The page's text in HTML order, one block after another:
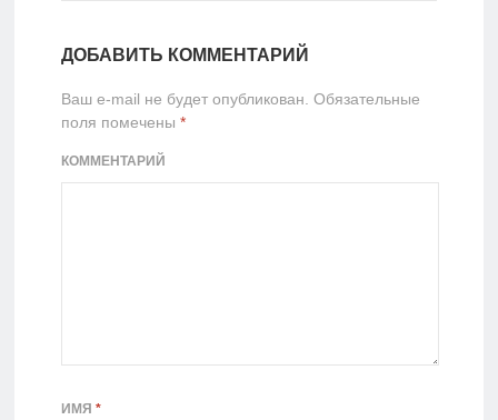
ДОБАВИТЬ КОММЕНТАРИЙ
Ваш e-mail не будет опубликован. Обязательные
поля помечены *
КОММЕНТАРИЙ
ИМЯ *